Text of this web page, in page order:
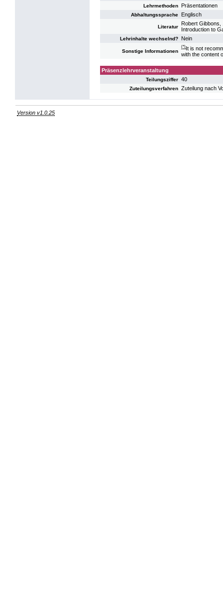
Lehrmethoden Präsentationen
Abhaltungssprache Englisch
Literatur
Robert Gibbons,
Introduction to
Lehrinhalte wechselnd? Nein
Sonstige Informationen
(*)It is not
with the content
Präsenzlehrveranstaltung
Teilungsziffer 40
Zuteilungsverfahren Zuteilung nach
Version v1.0.25